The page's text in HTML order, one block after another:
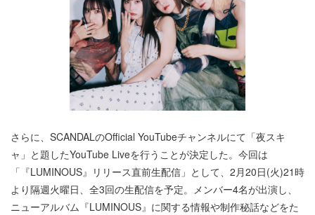
さらに、SCANDALのOfficial YouTubeチャンネルにて「夜スキ
ャ」と題したYouTube Liveを行うことが決定した。今回は
「『LUMINOUS』リリース直前生配信」として、2月20日(火)21時
より隔週火曜日、全3回の生配信を予定。メンバー4名が出演し、
ニューアルバム『LUMINOUS』に関する情報や制作秘話などをた